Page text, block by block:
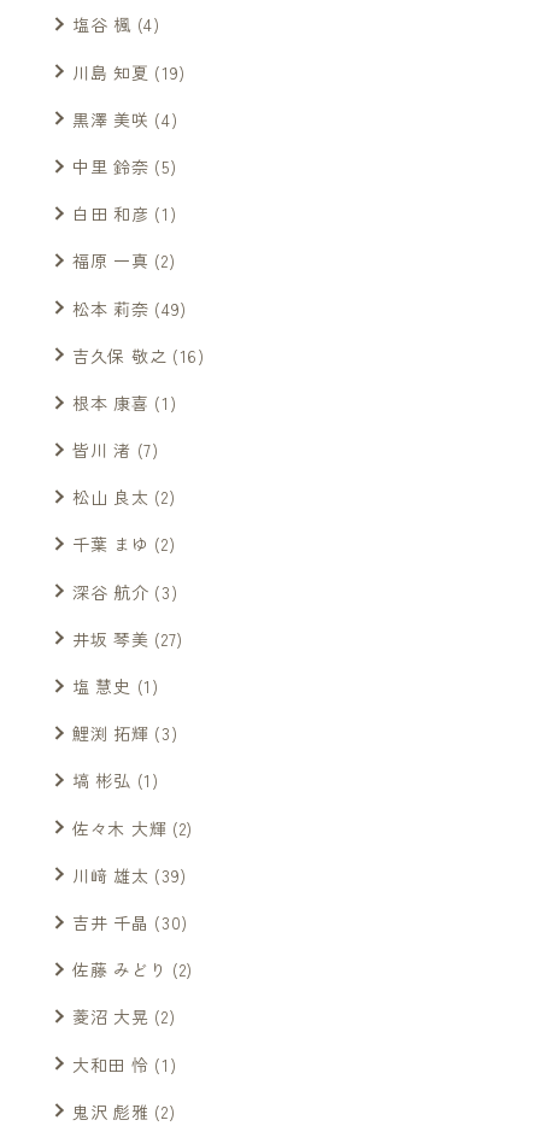
塩谷 楓 (4)
川島 知夏 (19)
黒澤 美咲 (4)
中里 鈴奈 (5)
白田 和彦 (1)
福原 一真 (2)
松本 莉奈 (49)
吉久保 敬之 (16)
根本 康喜 (1)
皆川 渚 (7)
松山 良太 (2)
千葉 まゆ (2)
深谷 航介 (3)
井坂 琴美 (27)
塩 慧史 (1)
鯉渕 拓輝 (3)
塙 彬弘 (1)
佐々木 大輝 (2)
川﨑 雄太 (39)
吉井 千晶 (30)
佐藤 みどり (2)
菱沼 大晃 (2)
大和田 怜 (1)
鬼沢 彪雅 (2)